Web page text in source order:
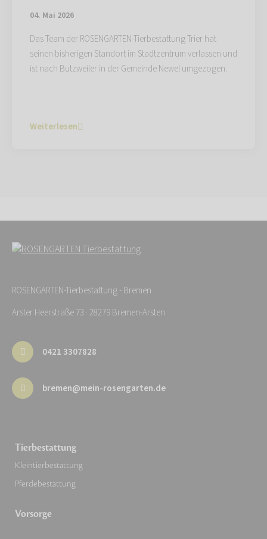
04. Mai 2026
Das Team der ROSENGARTEN-Tierbestattung Trier hat
seinen bisherigen Standort im Stadtzentrum verlassen und
ist nach Butzweiler in der Gemeinde Newel umgezogen.
Weiterlesen
ROSENGARTEN-Tierbestattung - Bremen
Arster Heerstraße 73 · 28279 Bremen-Arsten
0421 3307828
bremen@mein-rosengarten.de
Tierbestattung
Kleintierbestattung
Pferdebestattung
Vorsorge